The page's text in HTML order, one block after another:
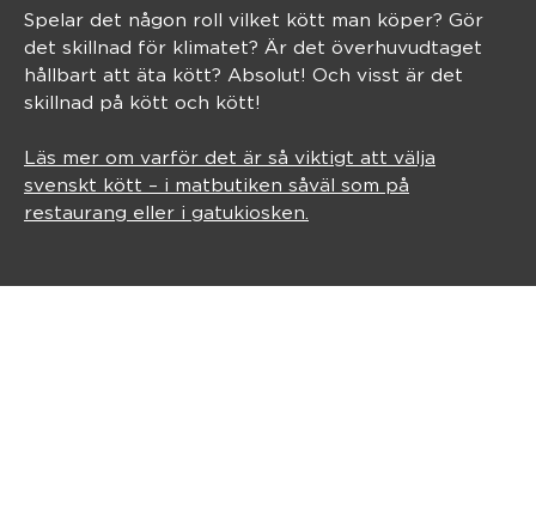
Spelar det någon roll vilket kött man köper? Gör
det skillnad för klimatet? Är det överhuvudtaget
hållbart att äta kött? Absolut! Och visst är det
skillnad på kött och kött!
Läs mer om varför det är så viktigt att välja
svenskt kött – i matbutiken såväl som på
restaurang eller i gatukiosken.